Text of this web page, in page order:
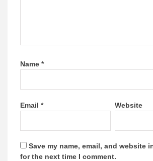
Name *
Email * Website
Save my name, email, and website
for the next time I comment.